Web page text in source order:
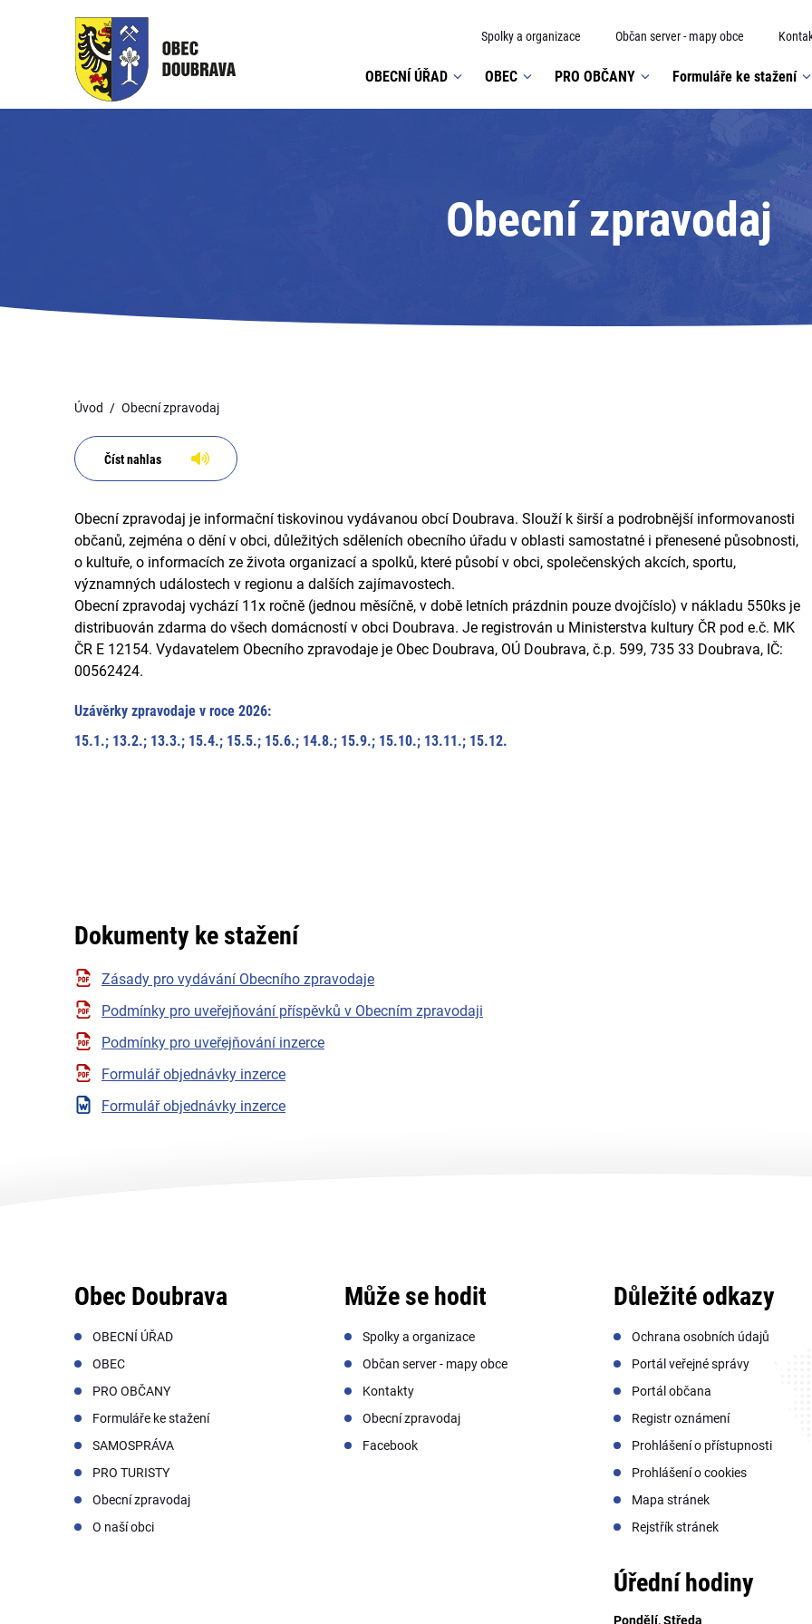
Spolky a organizace Občan server - mapy obce
OBECNÍ ÚŘAD OBEC PRO OBČANY Formuláře ke stažení
Obecní zpravodaj
Úvod Obecní zpravodaj
Číst nahlas
Obecní zpravodaj je informační tiskovinou vydávanou obcí Doubrava. Slouží k širší a podrobnější informovanosti
občanů, zejména o dění v obci, důležitých sděleních obecního úřadu v oblasti samostatné i přenesené působnosti,
o kultuře, o informacích ze života organizací a spolků, které působí v obci, společenských akcích, sportu,
významných událostech v regionu a dalších zajímavostech.
Obecní zpravodaj vychází 11x ročně (jednou měsíčně, v době letních prázdnin pouze dvojčíslo) v nákladu 550ks je
distribuován zdarma do všech domácností v obci Doubrava. Je registrován u Ministerstva kultury ČR pod e.č. MK
ČR E 12154. Vydavatelem Obecního zpravodaje je Obec Doubrava, OÚ Doubrava, č.p. 599, 735 33 Doubrava, IČ:
00562424.
Uzávěrky zpravodaje v roce 2026:
15.1.; 13.2.; 13.3.; 15.4.; 15.5.; 15.6.; 14.8.; 15.9.; 15.10.; 13.11.; 15.12.
Dokumenty ke stažení
Zásady pro vydávání Obecního zpravodaje
Podmínky pro uveřejňování příspěvků v Obecním zpravodaji
Podmínky pro uveřejňování inzerce
Formulář objednávky inzerce
Formulář objednávky inzerce
Obec Doubrava
OBECNÍ ÚŘAD
OBEC
PRO OBČANY
Formuláře ke stažení
SAMOSPRÁVA
PRO TURISTY
Obecní zpravodaj
O naší obci
Může se hodit
Spolky a organizace
Občan server - mapy obce
Kontakty
Obecní zpravodaj
Facebook
Důležité odkazy
Ochrana osobních údajů
Portál veřejné správy
Portál občana
Registr oznámení
Prohlášení o přístupnosti
Prohlášení o cookies
Mapa stránek
Rejstřík stránek
Úřední hodiny
Pondělí, Středa